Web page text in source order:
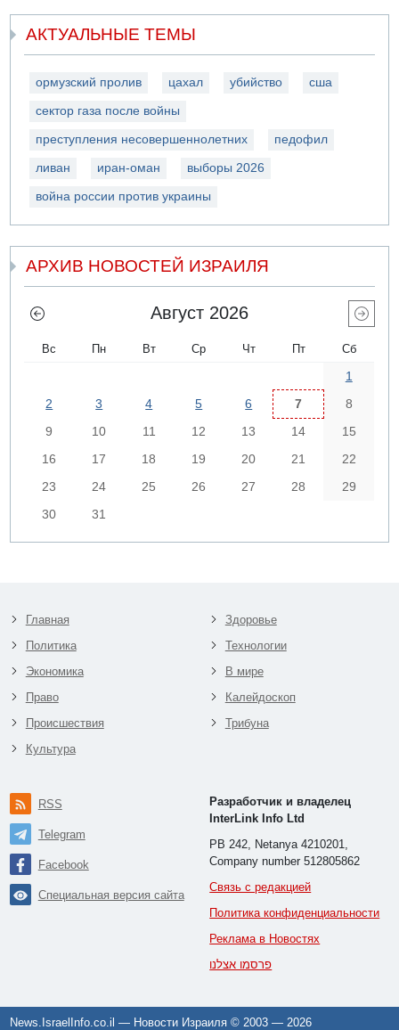
АКТУАЛЬНЫЕ ТЕМЫ
ормузский пролив цахал убийство сша
сектор газа после войны
преступления несовершеннолетних педофил
ливан иран-оман выборы 2026
война россии против украины
АРХИВ НОВОСТЕЙ ИЗРАИЛЯ
Август 2026
Вс Пн Вт Ср Чт Пт Сб
1
2
3 4 5 6 7
8
9
10 11 12 13 14
15
16
17 18 19 20 21
22
23
24 25 26 27 28
29
30
31
Главная
Политика
Экономика
Право
Происшествия
Культура
Здоровье
Технологии
В мире
Калейдоскоп
Трибуна
RSS
Telegram
Facebook
Специальная версия сайта
Разработчик и владелец
InterLink Info Ltd
PB 242, Netanya 4210201,
Company number 512805862
Связь с редакцией
Политика конфиденциальности
Реклама в Новостях
פרסמו אצלנו
News.IsraelInfo.co.il — Новости Израиля © 2003 — 2026